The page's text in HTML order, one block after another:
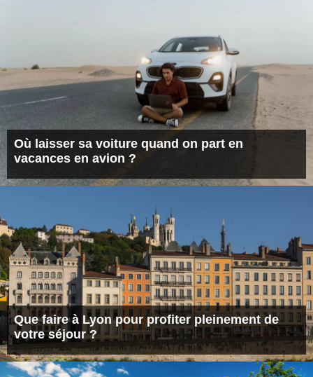
Où laisser sa voiture quand on part en
vacances en avion ?
Que faire à Lyon pour profiter pleinement de
votre séjour ?